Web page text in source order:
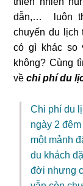
dẫn,… luôn
chuyến du lịch
có gì khác so
không? Cùng
vềchi phí du
Chi phí du
ngày 2
một mảnh
du khách
đời nhưng